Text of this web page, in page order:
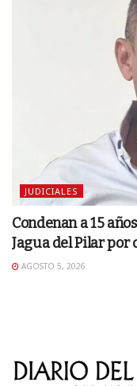
JUDICIALES
Condenan a 15
Jagua del Pilar por
AGOSTO 5, 2026